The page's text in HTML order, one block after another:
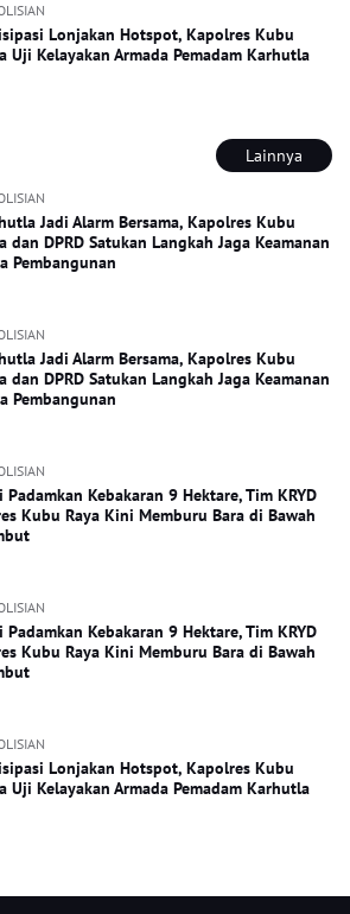
Lonjakan Hotspot, Kapolres Kubu
Uji Kelayakan Armada Pemadam Karhutla
Lainnya
Jadi Alarm Bersama, Kapolres Kubu
dan DPRD Satukan Langkah Jaga Keamanan
Pembangunan
Jadi Alarm Bersama, Kapolres Kubu
dan DPRD Satukan Langkah Jaga Keamanan
Pembangunan
Padamkan Kebakaran 9 Hektare, Tim KRYD
Kubu Raya Kini Memburu Bara di Bawah
Padamkan Kebakaran 9 Hektare, Tim KRYD
Kubu Raya Kini Memburu Bara di Bawah
Lonjakan Hotspot, Kapolres Kubu
Uji Kelayakan Armada Pemadam Karhutla